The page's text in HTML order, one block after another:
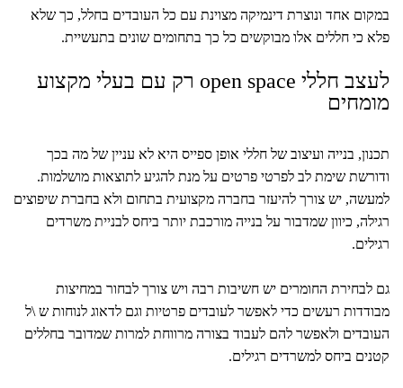
במקום אחד ונוצרת דינמיקה מצוינת עם כל העובדים בחלל, כך שלא
פלא כי חללים אלו מבוקשים כל כך בתחומים שונים בתעשיית.
לעצב חללי open space רק עם בעלי מקצוע
מומחים
תכנון, בנייה ועיצוב של חללי אופן ספייס היא לא עניין של מה בכך
ודורשת שימת לב לפרטי פרטים על מנת להגיע לתוצאות מושלמות.
למעשה, יש צורך להיעזר בחברה מקצועית בתחום ולא בחברת שיפוצים
רגילה, כיוון שמדבור על בנייה מורכבת יותר ביחס לבניית משרדים
רגילים.
גם לבחירת החומרים יש חשיבות רבה ויש צורך לבחור במחיצות
מבודדות רעשים כדי לאפשר לעובדים פרטיות וגם לדאוג לנוחות ש \ל
העובדים ולאפשר להם לעבוד בצורה מרווחת למרות שמדובר בחללים
קטנים ביחס למשרדים רגילים.